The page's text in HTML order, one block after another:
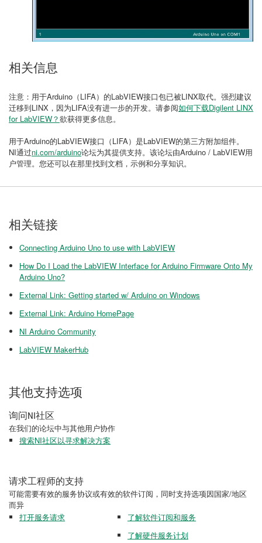
相关信息
注意：用于Arduino（LIFA）的LabVIEW接口包已被LINX取代。强烈建议
迁移到LINX，因为LIFA没有进一步的开发。请参阅如何下载Digilent LINX
for LabVIEW？欲获得更多信息。
用于Arduino的LabVIEW接口（LIFA）是LabVIEW的第三方附加组件。
NI通过ni.com/arduino论坛为其提供支持。该论坛由Arduino / LabVIEW用
户管理。您还可以在那里找到文档，示例和分享知识。
相关链接
Connecting Arduino Uno to use with LabVIEW
How Do I Load the LabVIEW Interface for Arduino Firmware Onto My
Arduino Uno?
External Link: Getting started w/ Arduino on Windows
External Link: Arduino HomePage
NI Arduino Community
LabVIEW MakerHub
其他支持选项
询问NI社区
在我们的论坛中与其他用户协作
搜索NI社区以寻求解决方案
请求工程师的支持
可能需要有效的服务协议或有效的软件订阅，同时支持选项因国家/地区
而异
打开服务请求
了解软件订阅和服务
了解硬件服务计划